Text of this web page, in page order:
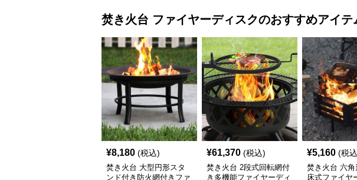
焚き火台 ファイヤーディスクのおすすめアイテ
¥8,180 (税込)
焚き火台 大型円形スタ
ンド付き防火網付きファ
¥61,370 (税込)
焚き火台 2段式回転網付
き多機能ファイヤーディ
¥5,160 (税
焚き火台 六
床式ファイヤ